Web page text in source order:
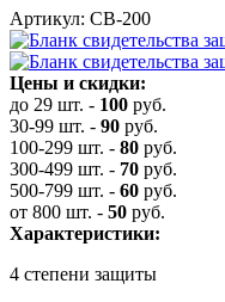
Артикул: СВ-200
Цены и скидки:
до 29 шт. - 100 руб.
30-99 шт. - 90 руб.
100-299 шт. - 80 руб.
300-499 шт. - 70 руб.
500-799 шт. - 60 руб.
от 800 шт. - 50 руб.
Характеристики:
4 степени защиты